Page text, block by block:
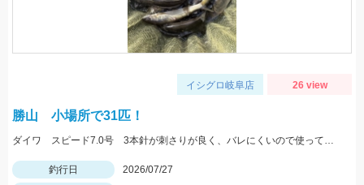
イシグロ岐阜店 26 view
勝山 小場所で31匹！
ダイワ スピード7.0号 3本針が刺さりが良く、バレにくいので使っています！
釣行日
2026/07/27